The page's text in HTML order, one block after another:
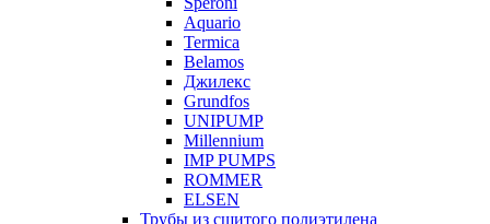
Aquario
Termica
Belamos
Джилекс
Grundfos
UNIPUMP
Millennium
IMP PUMPS
ROMMER
ELSEN
Трубы из сшитого полиэтилена